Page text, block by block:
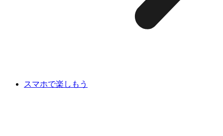
スマホで楽しもう